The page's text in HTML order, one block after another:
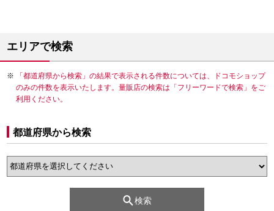
エリアで検索
「都道府県から検索」の結果で表示される件数については、ドコモショップ
のみの件数を表示いたします。量販店の検索は「フリーワードで検索」をご
利用ください。
都道府県から検索
検索